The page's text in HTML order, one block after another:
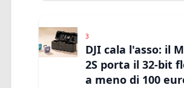
3
DJI cala l'asso: il
2S porta il 32-bit
a meno di 100